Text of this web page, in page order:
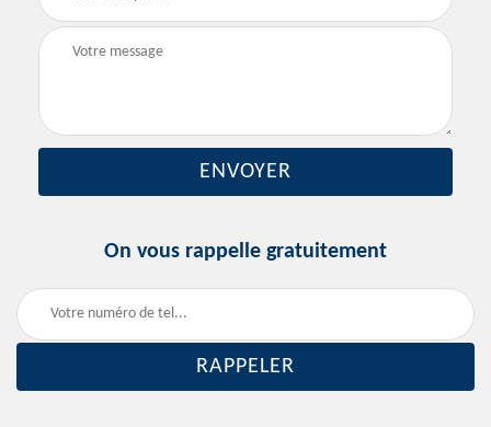
On vous rappelle gratuitement